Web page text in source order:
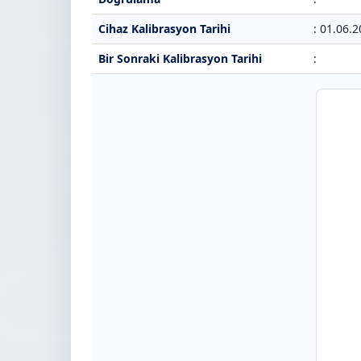
Cihaz Kalibrasyon Tarihi
:
Bir Sonraki Kalibrasyon Tarihi
: